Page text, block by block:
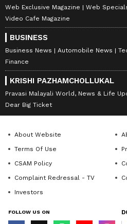
Web Exclusive Magazine
Web
Video Cafe Magazine
BUSINESS
Business News Automobile News
Finance
KRISHI PAZHAMCHOLLUKAL
Pravasi Malayali World, News & Life
Dear Big Ticket
About Website
Terms Of Use
CSAM Policy
Complaint Redressal - TV
Investors
FOLLOW US ON